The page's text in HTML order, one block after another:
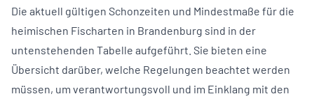
Die aktuell gültigen Schonzeiten und Mindestmaße für die
heimischen Fischarten in Brandenburg sind in der
untenstehenden Tabelle aufgeführt. Sie bieten eine
Übersicht darüber, welche Regelungen beachtet werden
müssen, um verantwortungsvoll und im Einklang mit den